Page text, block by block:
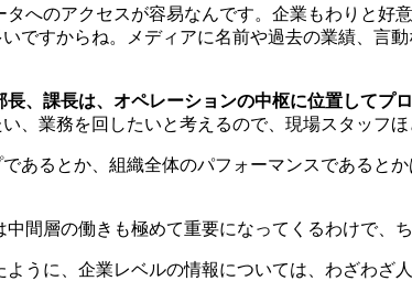
へのアクセスが容易なんです。企業もわりと
ですからね。メディアに名前や過去の業績、言
、課長は、オペレーションの中枢に位置してプ
、業務を回したいと考えるので、現場スタッフ
あるとか、組織全体のパフォーマンスであると
間層の働きも極めて重要になってくるわけで、
うに、企業レベルの情報については、わざわざ